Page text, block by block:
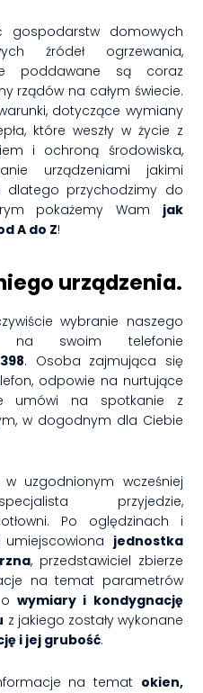
gospodarstw domowych
źródeł ogrzewania,
poddawane są coraz
rządów na całym świecie.
dotyczące wymiany
które weszły w życie z
i ochroną środowiska,
urządzeniami jakimi
dlatego przychodzimy do
pokażemy Wam jak
A do Z!
urządzenia.
wybranie naszego
na swoim telefonie
. Osoba zajmująca się
odpowie na nurtujące
umówi na spotkanie z
w dogodnym dla Ciebie
uzgodnionym wcześniej
przyjedzie,
Po oględzinach i
jednostka
, przedstawiciel zbierze
na temat parametrów
owymiary i kondygnację
z jakiego zostały wykonane
i jej grubość.
na temat okien,